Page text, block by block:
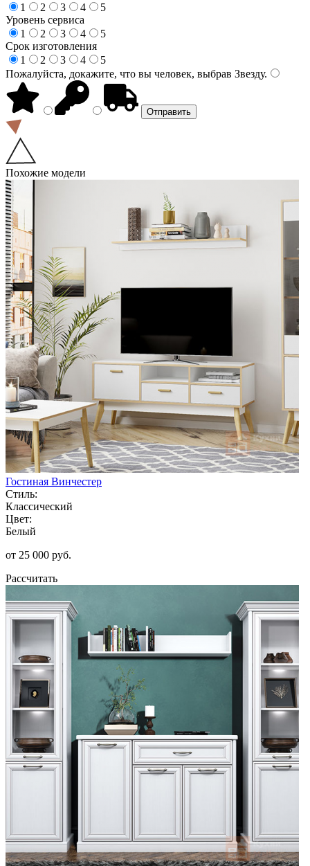
1
2 3 4
5
Уровень сервиса
1
2 3 4
5
Срок изготовления
1
2 3 4
5
Пожалуйста, докажите, что вы человек, выбрав Звезду.
Похожие модели
Гостиная Винчестер
Стиль:
Классический
Цвет:
Белый
от 25 000 руб.
Рассчитать